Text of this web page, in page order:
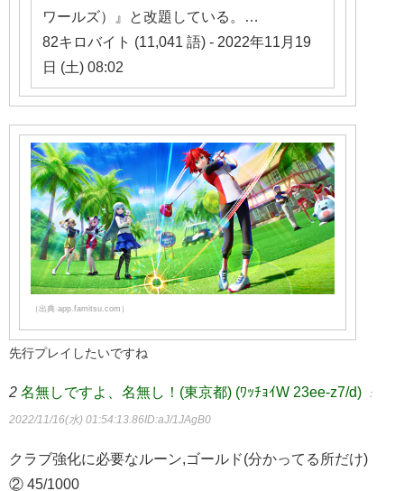
ワールズ）』と改題している。…
82キロバイト (11,041 語) - 2022年11月19
日 (土) 08:02
（出典 app.famitsu.com）
先行プレイしたいですね
2 名無しですよ、名無し！(東京都) (ﾜｯﾁｮｲW 23ee-z7/d) ：
2022/11/16(水) 01:54:13.86ID:aJ/1JAgB0
クラブ強化に必要なルーン,ゴールド(分かってる所だけ)
② 45/1000